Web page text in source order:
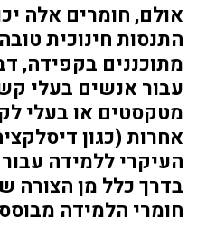
אולם, חומרים אלה
התנסות חינוכית
מתוכננים בקפידה,
עבור אנשים בעלי
מטקסטים או בעלי
אחרות (כגון
העיקרי ללמידה
בדרך כלל מן הצורה
חומרי הלמידה